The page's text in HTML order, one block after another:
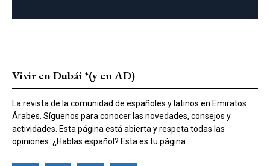
Vivir en Dubái *(y en AD)
La revista de la comunidad de españoles y latinos en Emiratos
Árabes. Síguenos para conocer las novedades, consejos y
actividades. Esta página está abierta y respeta todas las
opiniones. ¿Hablas español? Esta es tu página.